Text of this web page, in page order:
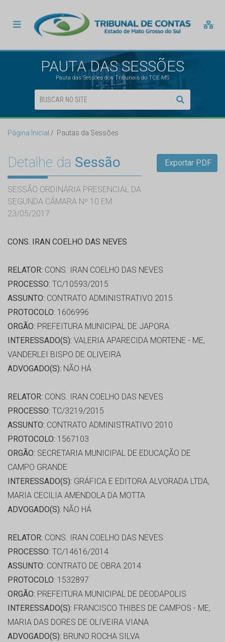
PAUTA DAS SESSÕES
Pauta das Sessões dos Tribunais do TCE MS
Página Inicial Pautas da Sessões
Detalhe da Sessão
SESSÃO ORDINÁRIA PRESENCIAL DA
SEGUNDA CÂMARA Nº 10 EM
23/05/2017
Exportar PDF
CONS. IRAN COELHO DAS NEVES
RELATOR: CONS. IRAN COELHO DAS NEVES
PROCESSO: TC/10593/2015
ASSUNTO: CONTRATO ADMINISTRATIVO 2015
PROTOCOLO: 1606996
ORGÃO: PREFEITURA MUNICIPAL DE JAPORA
INTERESSADO(S): VALERIA APARECIDA MORTENE - ME,
VANDERLEI BISPO DE OLIVEIRA
ADVOGADO(S): NÃO HÁ
RELATOR: CONS. IRAN COELHO DAS NEVES
PROCESSO: TC/3219/2015
ASSUNTO: CONTRATO ADMINISTRATIVO 2010
PROTOCOLO: 1567103
ORGÃO: SECRETARIA MUNICIPAL DE EDUCAÇÃO DE
CAMPO GRANDE
INTERESSADO(S): GRÁFICA E EDITORA ALVORADA LTDA,
MARIA CECILIA AMENDOLA DA MOTTA
ADVOGADO(S): NÃO HÁ
RELATOR: CONS. IRAN COELHO DAS NEVES
PROCESSO: TC/14616/2014
ASSUNTO: CONTRATO DE OBRA 2014
PROTOCOLO: 1532897
ORGÃO: PREFEITURA MUNICIPAL DE DEODAPOLIS
INTERESSADO(S): FRANCISCO THIBES DE CAMPOS - ME,
MARIA DAS DORES DE OLIVEIRA VIANA
ADVOGADO(S): BRUNO ROCHA SILVA